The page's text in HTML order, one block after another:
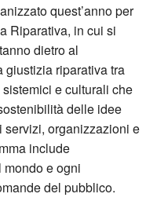
quest’anno per
Riparativa, in cui si
dietro al
giustizia riparativa tra
e culturali che
delle idee
organizzazioni e
include
e ogni
del pubblico.